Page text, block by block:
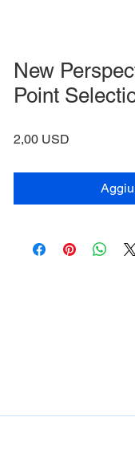
New
Point
2,00 USD